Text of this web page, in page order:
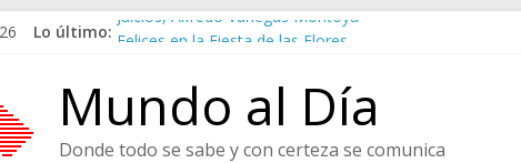
Lo último: Juicios, Alfredo Vanegas Montoya
Ministra de Cultura y Centro de Historia de Envigado
De Cara al Porvenir, Pedro Juan González
Mundo al Día
Donde todo se sabe y con certeza se comunica